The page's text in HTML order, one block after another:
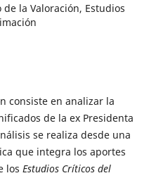
la Valoración, Estudios
consiste en analizar la
de la ex Presidenta
se realiza desde una
que integra los aportes
los Estudios Críticos del